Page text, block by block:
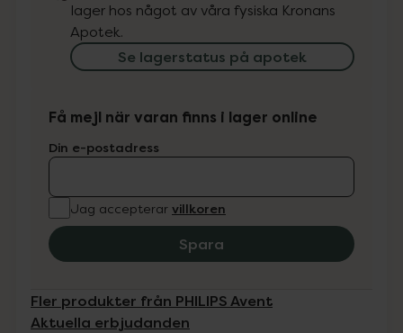
lager hos något av våra fysiska Kronans
Apotek.
Se lagerstatus på apotek
Få mejl när varan finns i lager online
Din e-postadress
Jag accepterar villkoren
Spara
Fler produkter från PHILIPS Avent
Aktuella erbjudanden